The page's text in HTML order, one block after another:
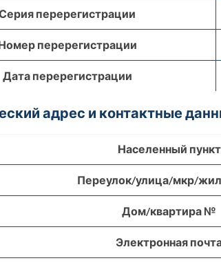
перерегистрации
перерегистрации
Дата перерегистрации
адрес и контактные
Населенный пункт
Переулок/улица/мкр/
Дом/квартира №
Электронная